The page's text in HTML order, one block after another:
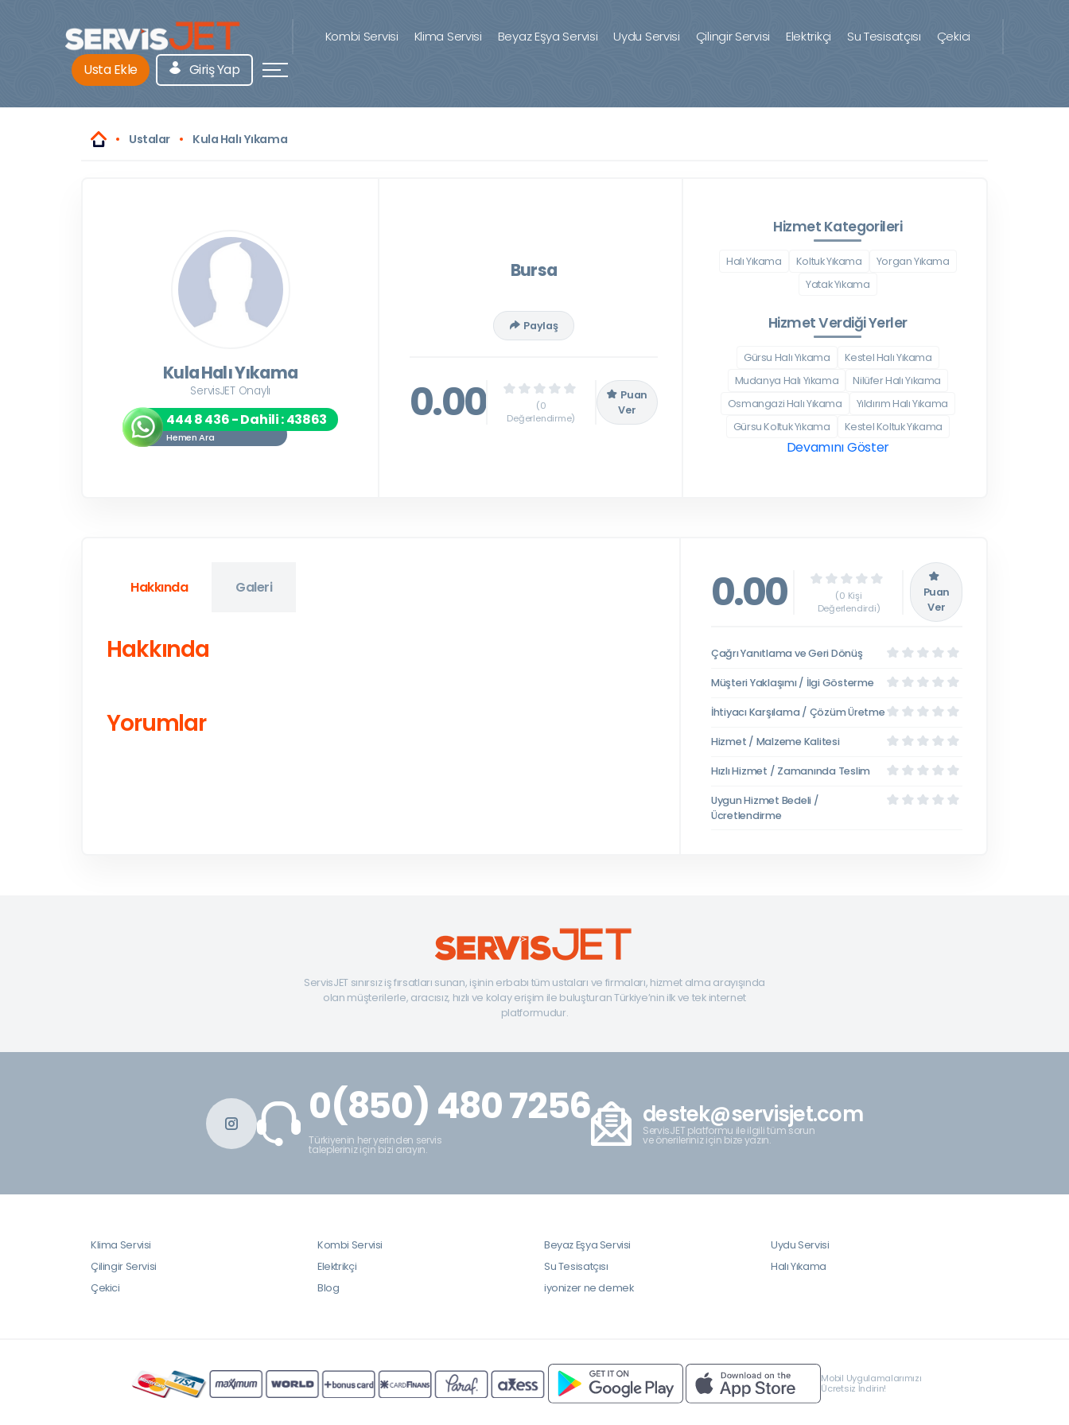
Kombi Servisi Klima Servisi Beyaz Eşya Servisi Uydu Servisi Çilingir Servisi Elektrikçi Su Tesisatçısı Çekici
Usta Ekle Giriş Yap
Ustalar Kula Halı Yıkama
Kula Halı Yıkama
ServisJET Onaylı
444 8 436 - Dahili : 43863
Hemen Ara
Bursa
Paylaş
0.00
(0
Değerlendirme)
Puan
Ver
Hizmet Kategorileri
Halı Yıkama Koltuk Yıkama
Yorgan Yıkama
Yatak Yıkama
Hizmet Verdiği Yerler
Gürsu Halı Yıkama
Kestel Halı Yıkama
Mudanya Halı Yıkama
Nilüfer Halı Yıkama
Osmangazi Halı Yıkama
Yıldırım Halı Yıkama
Gürsu Koltuk Yıkama
Kestel Koltuk Yıkama
Devamını Göster
Hakkında Galeri
Hakkında
Yorumlar
0.00
(0 Kişi
Değerlendirdi)
Puan
Ver
Çağrı Yanıtlama ve Geri Dönüş
Müşteri Yaklaşımı / İlgi Gösterme
İhtiyacı Karşılama / Çözüm Üretme
Hizmet / Malzeme Kalitesi
Hızlı Hizmet / Zamanında Teslim
Uygun Hizmet Bedeli /
Ücretlendirme
ServisJET sınırsız iş fırsatları sunan, işinin erbabı tüm ustaları ve firmaları, hizmet alma arayışında
olan müşterilerle, aracısız, hızlı ve kolay erişim ile buluşturan Türkiye’nin ilk ve tek internet
platformudur.
0(850) 480 7256
Türkiyenin her yerinden servis
talepleriniz için bizi arayın.
destek@servisjet.com
ServisJET platformu ile ilgili tüm sorun
ve önerileriniz için bize yazın.
Klima Servisi Kombi Servisi Beyaz Eşya Servisi
Uydu Servisi
Çilingir Servisi
Elektrikçi Su Tesisatçısı
Halı Yıkama
Çekici
Blog iyonizer ne demek
Mobil Uygulamalarımızı
Ücretsiz İndirin!